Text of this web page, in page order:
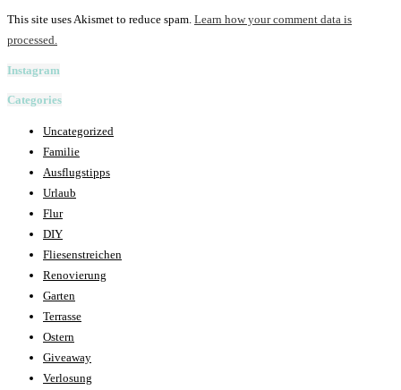
This site uses Akismet to reduce spam. Learn how your comment data is
processed.
Instagram
Categories
Uncategorized
Familie
Ausflugstipps
Urlaub
Flur
DIY
Fliesenstreichen
Renovierung
Garten
Terrasse
Ostern
Giveaway
Verlosung